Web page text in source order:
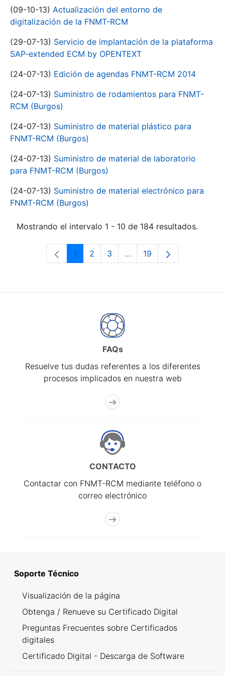
(09-10-13) Actualización del entorno de
digitalización de la FNMT-RCM
(29-07-13) Servicio de implantación de la plataforma
SAP-extended ECM by OPENTEXT
(24-07-13) Edición de agendas FNMT-RCM 2014
(24-07-13) Suministro de rodamientos para FNMT-
RCM (Burgos)
(24-07-13) Suministro de material plástico para
FNMT-RCM (Burgos)
(24-07-13) Suministro de material de laboratorio
para FNMT-RCM (Burgos)
(24-07-13) Suministro de material electrónico para
FNMT-RCM (Burgos)
Mostrando el intervalo 1 - 10 de 184 resultados.
Página
1 Página
2 Página
3 ...Páginas intermedias Use
Página
19
FAQs
Resuelve tus dudas referentes a los diferentes
procesos implicados en nuestra web
CONTACTO
Contactar con FNMT-RCM mediante teléfono o
correo electrónico
Soporte Técnico
Visualización de la página
Obtenga / Renueve su Certificado Digital
Preguntas Frecuentes sobre Certificados
digitales
Certificado Digital - Descarga de Software